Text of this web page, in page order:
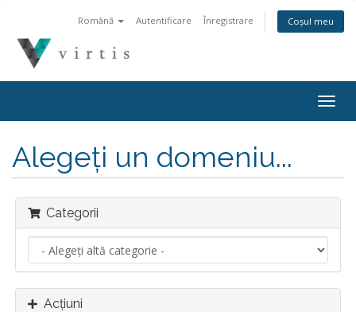
Română Autentificare Înregistrare Coșul meu
Alegeți un domeniu...
Categorii
Acțiuni